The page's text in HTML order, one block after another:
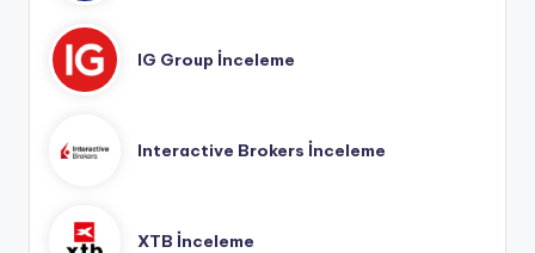
IG Group İnceleme
Interactive Brokers İnceleme
XTB İnceleme